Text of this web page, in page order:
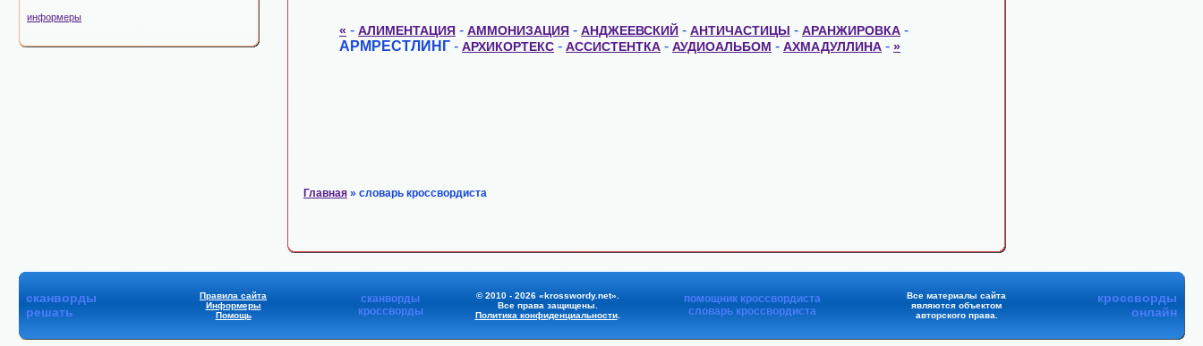
информеры
« - АЛИМЕНТАЦИЯ - АММОНИЗАЦИЯ - АНДЖЕЕВСКИЙ - АНТИЧАСТИЦЫ - АРАНЖИРОВКА -
АРМРЕСТЛИНГ - АРХИКОРТЕКС - АССИСТЕНТКА - АУДИОАЛЬБОМ - АХМАДУЛЛИНА - »
Главная » словарь кроссвордиста
сканворды
решать
Правила сайта
Информеры
Помощь
сканворды
кроссворды
© 2010 - 2026 «krosswordy.net».
Все права защищены.
Политика конфиденциальности.
помощник кроссвордиста
словарь кроссвордиста
Все материалы сайта
являются объектом
авторского права.
кроссворды
онлайн